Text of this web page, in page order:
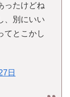
ったけどね
、別にいい
てとこかし
日